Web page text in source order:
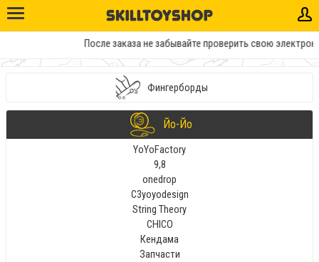
После заказа не забывайте проверить свою
Фингерборды
Йо-Йо
YoYoFactory
9,8
onedrop
C3yoyodesign
String Theory
CHICO
Кендама
Запчасти